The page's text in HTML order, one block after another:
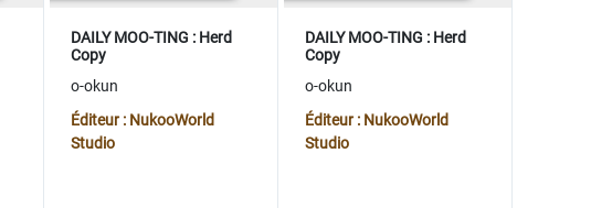
DAILY MOO-TING : Herd
Copy
o-okun
Éditeur : NukooWorld
Studio
DAILY MOO-TING : Herd
Copy
o-okun
Éditeur : NukooWorld
Studio